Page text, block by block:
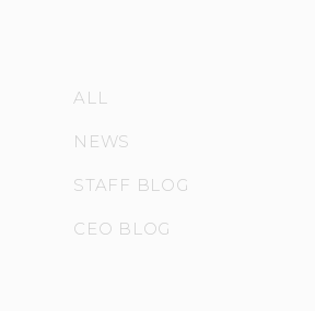
ALL
NEWS
STAFF BLOG
CEO BLOG